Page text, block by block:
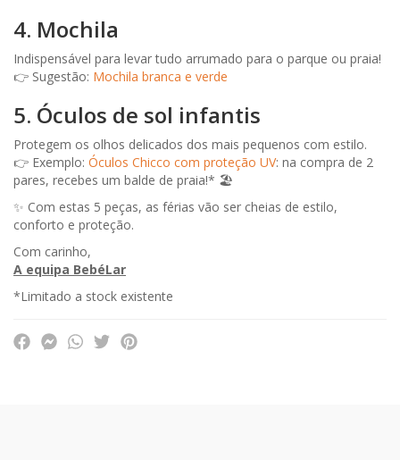
4. Mochila
Indispensável para levar tudo arrumado para o parque ou praia!
👉 Sugestão: Mochila branca e verde
5. Óculos de sol infantis
Protegem os olhos delicados dos mais pequenos com estilo.
👉 Exemplo: Óculos Chicco com proteção UV: na compra de 2
pares, recebes um balde de praia!* 🏖️
✨ Com estas 5 peças, as férias vão ser cheias de estilo,
conforto e proteção.
Com carinho,
A equipa BebéLar
*Limitado a stock existente